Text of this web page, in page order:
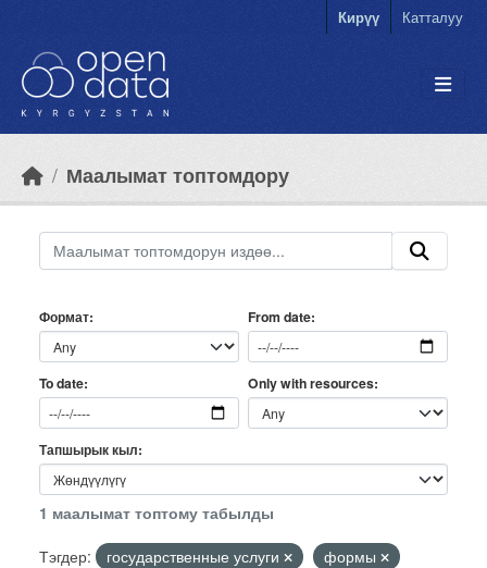
Кирүү Катталуу
Маалымат топтомдору
Формат From date
To date Only with resources
Тапшырык кыл
1 маалымат топтому табылды
Тэгдер:
государственные услуги
формы